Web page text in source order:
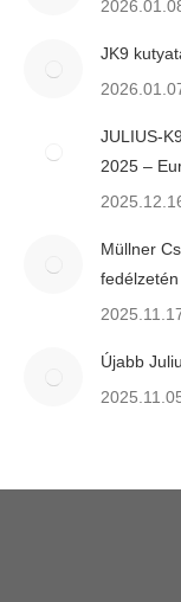
JK9
JULIUS-
2025 –
Müllner
fedélzetén
Újabb